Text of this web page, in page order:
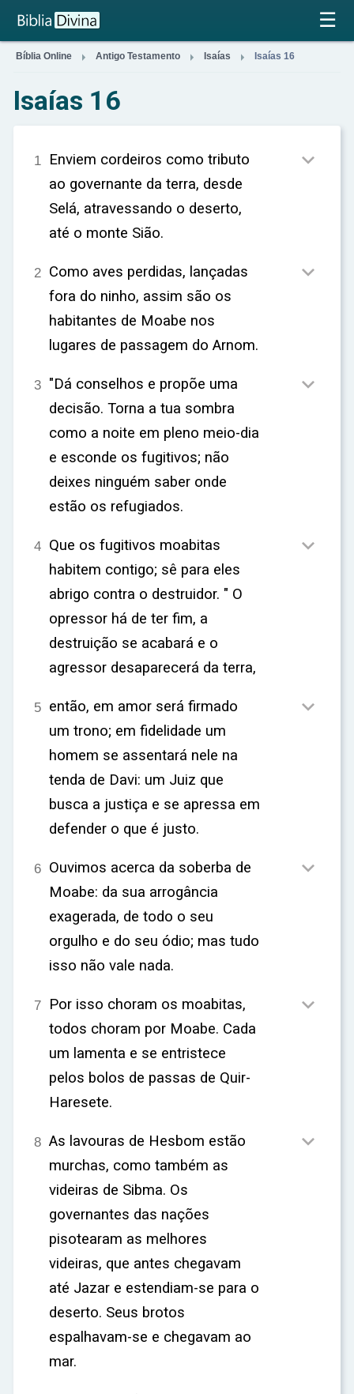
×
☰
Bíblia Online  Antigo Testamento  Isaías  Isaías 16
Isaías 16
1 Enviem cordeiros como tributo
ao governante da terra, desde
Selá, atravessando o deserto,
até o monte Sião.

2 Como aves perdidas, lançadas
fora do ninho, assim são os
habitantes de Moabe nos
lugares de passagem do Arnom.

3 "Dá conselhos e propõe uma
decisão. Torna a tua sombra
como a noite em pleno meio-dia
e esconde os fugitivos; não
deixes ninguém saber onde
estão os refugiados.

4 Que os fugitivos moabitas
habitem contigo; sê para eles
abrigo contra o destruidor. " O
opressor há de ter fim, a
destruição se acabará e o
agressor desaparecerá da terra,

5 então, em amor será firmado
um trono; em fidelidade um
homem se assentará nele na
tenda de Davi: um Juiz que
busca a justiça e se apressa em
defender o que é justo.

6 Ouvimos acerca da soberba de
Moabe: da sua arrogância
exagerada, de todo o seu
orgulho e do seu ódio; mas tudo
isso não vale nada.

7 Por isso choram os moabitas,
todos choram por Moabe. Cada
um lamenta e se entristece
pelos bolos de passas de Quir-
Haresete.

8 As lavouras de Hesbom estão
murchas, como também as
videiras de Sibma. Os
governantes das nações
pisotearam as melhores
videiras, que antes chegavam
até Jazar e estendiam-se para o
deserto. Seus brotos
espalhavam-se e chegavam ao
mar.
